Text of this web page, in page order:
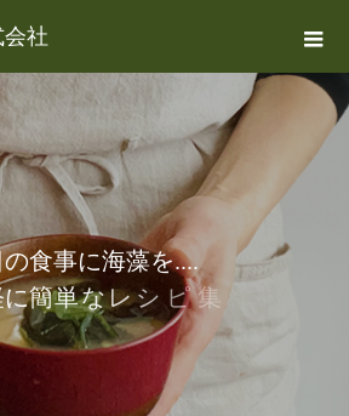
社
の食事に海藻を....
に簡単なレシピ集